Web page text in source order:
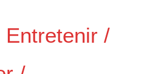
Entretenir /